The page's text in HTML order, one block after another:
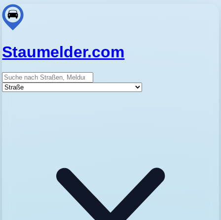
Staumelder.com
Suche
Straße